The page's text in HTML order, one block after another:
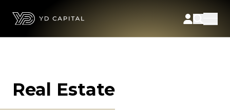
Real Estate